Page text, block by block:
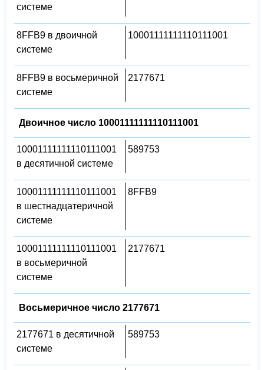
системе
8FFB9 в двоичной
системе
10001111111110111001
8FFB9 в восьмеричной
системе
2177671
Двоичное число 10001111111110111001
10001111111110111001
в десятичной системе
589753
10001111111110111001
в шестнадцатеричной
системе
8FFB9
10001111111110111001
в восьмеричной
системе
2177671
Восьмеричное число 2177671
2177671 в десятичной
системе
589753